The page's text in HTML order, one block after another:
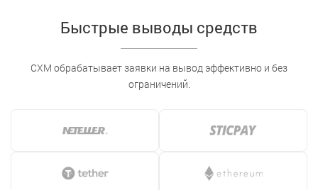
Быстрые выводы средств
CXM обрабатывает заявки на вывод эффективно и без
ограничений.